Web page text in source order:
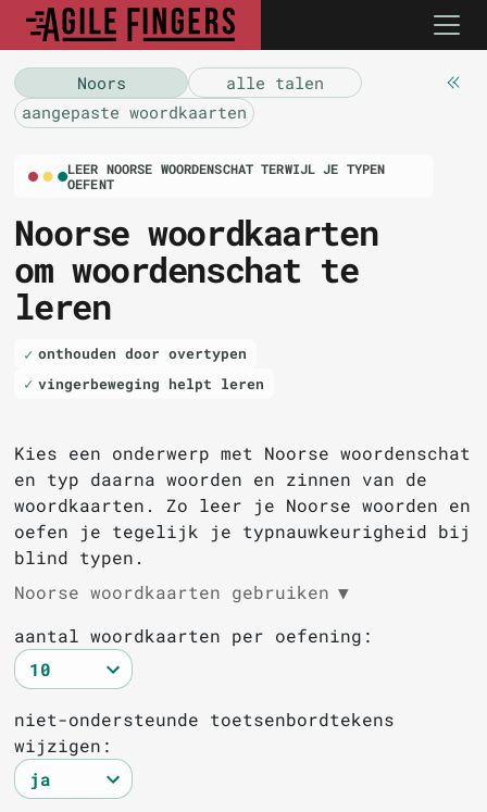
Noors
alle talen
aangepaste woordkaarten
LEER NOORSE WOORDENSCHAT TERWIJL JE TYPEN
OEFENT
Noorse woordkaarten
om woordenschat te
leren
onthouden door overtypen
vingerbeweging helpt leren
Kies een onderwerp met Noorse woordenschat
en typ daarna woorden en zinnen van de
woordkaarten. Zo leer je Noorse woorden en
oefen je tegelijk je typnauwkeurigheid bij
blind typen.
Noorse woordkaarten gebruiken ▼
aantal woordkaarten per oefening:
niet-ondersteunde toetsenbordtekens
wijzigen: